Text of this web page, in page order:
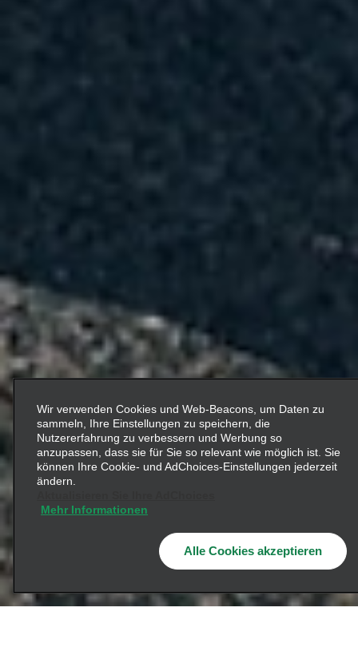
Jetzt verbinden
Wir verwenden Cookies und Web-Beacons, um Daten zu
sammeln, Ihre Einstellungen zu speichern, die
Nutzererfahrung zu verbessern und Werbung so
anzupassen, dass sie für Sie so relevant wie möglich ist. Sie
können Ihre Cookie- und AdChoices-Einstellungen jederzeit
ändern.
Mehr Informationen
Alle Cookies akzeptieren